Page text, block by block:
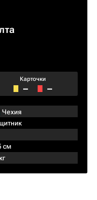
Карточки
– –
Чехия
см